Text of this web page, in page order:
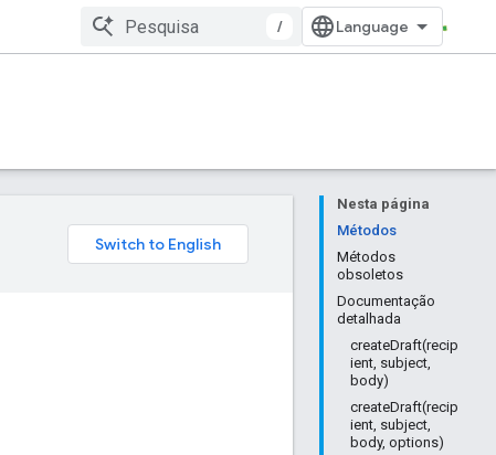
/
Nesta página
Métodos
Métodos
obsoletos
Documentação
detalhada
createDraft(recip
ient, subject,
body)
createDraft(recip
ient, subject,
body, options)